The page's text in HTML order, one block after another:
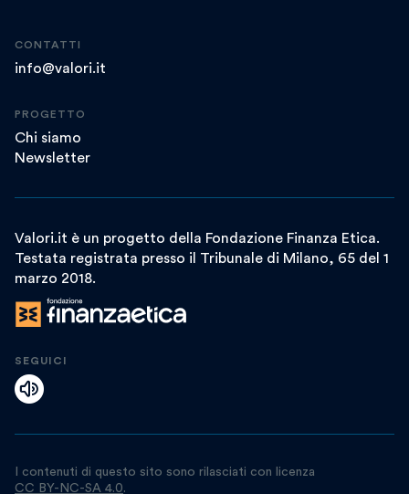
CONTATTI
info@valori.it
PROGETTO
Chi siamo
Newsletter
Valori.it è un progetto della Fondazione Finanza Etica.
Testata registrata presso il Tribunale di Milano, 65 del 1
marzo 2018.
SEGUICI
I contenuti di questo sito sono rilasciati con licenza
CC BY-NC-SA 4.0.